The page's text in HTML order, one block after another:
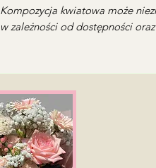
Kompozycja kwiatowa może
w zależności od dostępności